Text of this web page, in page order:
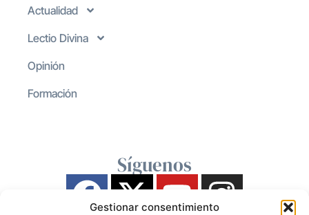
Gestionar consentimiento
Actualidad
Lectio Divina
Opinión
Formación
Síguenos